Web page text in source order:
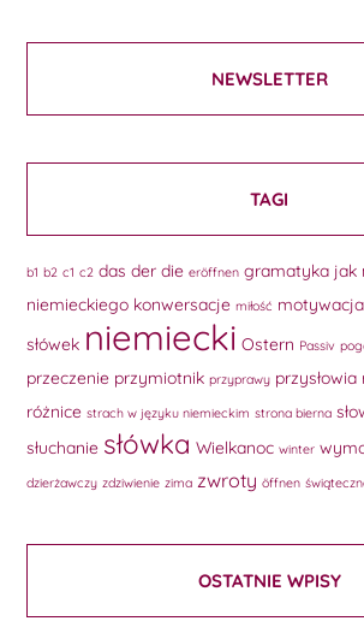
NEWSLETTER
TAGI
b1 b2 c1 c2 das der die eröffnen gramatyka jak
niemieckiego konwersacje miłość motywacja
słówek niemiecki Ostern Passiv
przeczenie przymiotnik przyprawy przysłowia
różnice strach w języku niemieckim strona bierna
słuchanie słówka Wielkanoc winter
dzierżawczy zdziwienie zima zwroty öffnen
OSTATNIE WPISY